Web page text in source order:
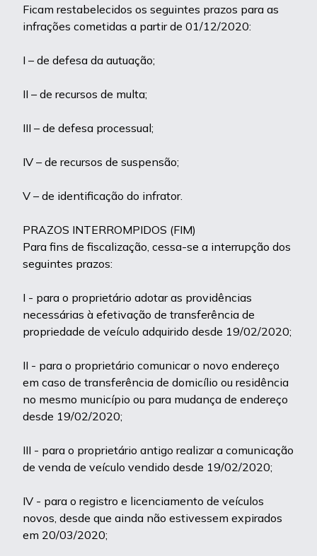
Ficam restabelecidos os seguintes prazos para as
infrações cometidas a partir de 01/12/2020:
I – de defesa da autuação;
II – de recursos de multa;
III – de defesa processual;
IV – de recursos de suspensão;
V – de identificação do infrator.
PRAZOS INTERROMPIDOS (FIM)
Para fins de fiscalização, cessa-se a interrupção dos
seguintes prazos:
I - para o proprietário adotar as providências
necessárias à efetivação de transferência de
propriedade de veículo adquirido desde 19/02/2020;
II - para o proprietário comunicar o novo endereço
em caso de transferência de domicílio ou residência
no mesmo município ou para mudança de endereço
desde 19/02/2020;
III - para o proprietário antigo realizar a comunicação
de venda de veículo vendido desde 19/02/2020;
IV - para o registro e licenciamento de veículos
novos, desde que ainda não estivessem expirados
em 20/03/2020;